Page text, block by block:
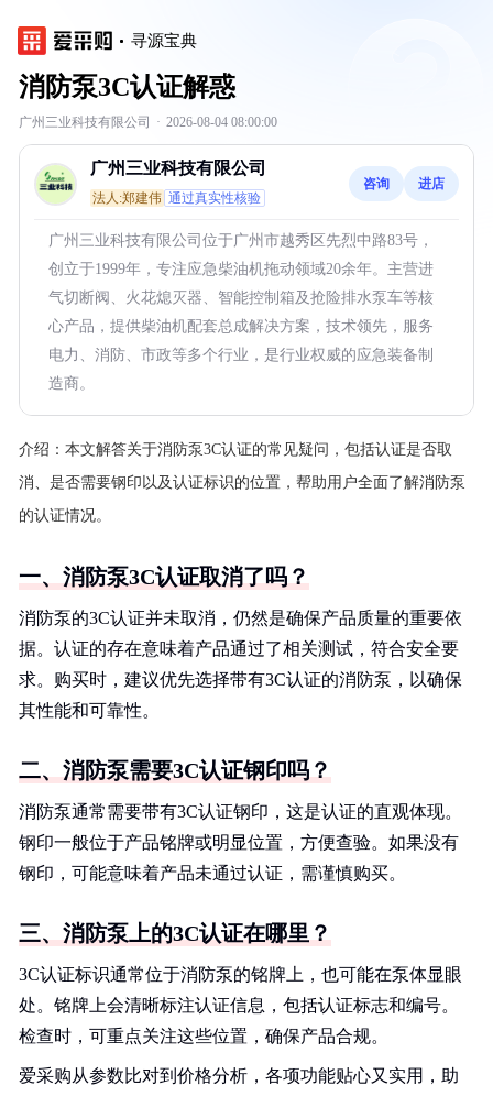
寻源宝典
消防泵3C认证解惑
广州三业科技有限公司 · 2026-08-04 08:00:00
广州三业科技有限公司
法人:郑建伟 通过真实性核验
咨询 进店
广州三业科技有限公司位于广州市越秀区先烈中路83号，
创立于1999年，专注应急柴油机拖动领域20余年。主营进
气切断阀、火花熄灭器、智能控制箱及抢险排水泵车等核
心产品，提供柴油机配套总成解决方案，技术领先，服务
电力、消防、市政等多个行业，是行业权威的应急装备制
造商。
介绍： 本文解答关于消防泵3C认证的常见疑问，包括认证是否取
消、是否需要钢印以及认证标识的位置，帮助用户全面了解消防泵
的认证情况。
一、消防泵3C认证取消了吗？
消防泵的3C认证并未取消，仍然是确保产品质量的重要依
据。认证的存在意味着产品通过了相关测试，符合安全要
求。购买时，建议优先选择带有3C认证的消防泵，以确保
其性能和可靠性。
二、消防泵需要3C认证钢印吗？
消防泵通常需要带有3C认证钢印，这是认证的直观体现。
钢印一般位于产品铭牌或明显位置，方便查验。如果没有
钢印，可能意味着产品未通过认证，需谨慎购买。
三、消防泵上的3C认证在哪里？
3C认证标识通常位于消防泵的铭牌上，也可能在泵体显眼
处。铭牌上会清晰标注认证信息，包括认证标志和编号。
检查时，可重点关注这些位置，确保产品合规。
爱采购从参数比对到价格分析，各项功能贴心又实用，助